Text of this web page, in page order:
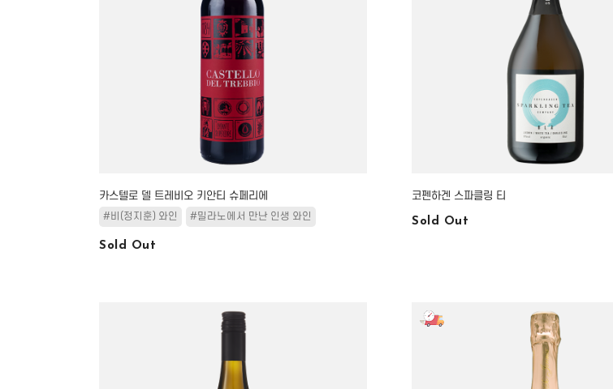
카스텔로 델 트레비오 키안티 슈페리에
#비(정지훈) 와인 #밀라노에서 만난 인생 와인
Sold Out
코펜하겐 스파클링 티
Sold Out